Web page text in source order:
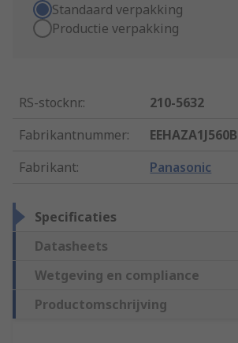
Standaard verpakking
Productie verpakking
RS-stocknr.:
210-5632
Fabrikantnummer:
EEHAZA1J560B
Fabrikant: Panasonic
Specificaties
Datasheets
Wetgeving en compliance
Productomschrijving